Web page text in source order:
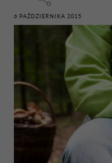
6 PAŹDZIERNIKA 2015